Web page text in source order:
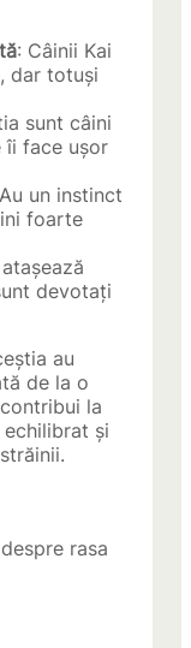
: Câinii Kai
dar totuși
sunt câini
îi face ușor
un instinct
foarte
devotați
au
de la o
la
și
rasa